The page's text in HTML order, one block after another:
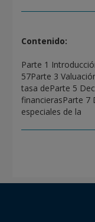
Contenido:
Parte 1
57Parte 3
tasa deParte 5
financierasParte 7
especiales de la